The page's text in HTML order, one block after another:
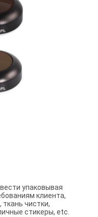
упаковывая
клиента,
ткань чистки,
стикеры, etc.